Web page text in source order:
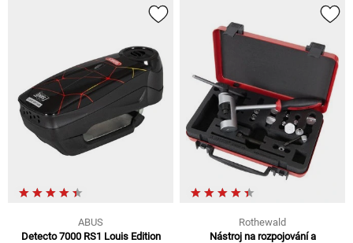
ABUS
Detecto 7000 RS1 Louis Edition
Rothewald
Nástroj na rozpojování a